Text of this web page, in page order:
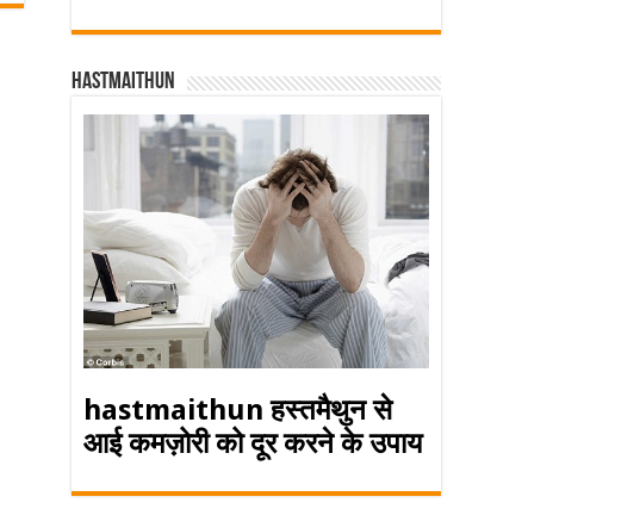
Hastmaithun
hastmaithun हस्तमैथुन से
आई कमज़ोरी को दूर करने के उपाय